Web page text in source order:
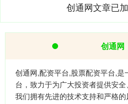
创通网文章已
创通网
创通网,配资平台,股票配资平台,
台，致力于为广大投资者提供安全
我们拥有先进的技术支持和严格